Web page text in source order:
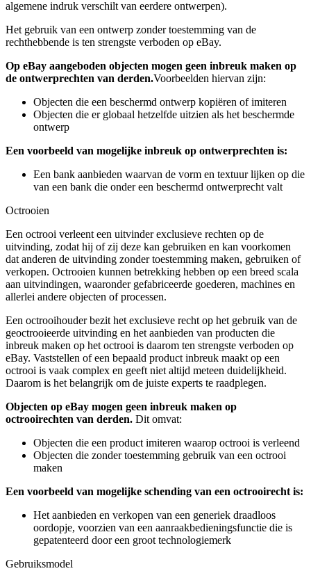
algemene indruk verschilt van eerdere ontwerpen).
Het gebruik van een ontwerp zonder toestemming van de
rechthebbende is ten strengste verboden op eBay.
Op eBay aangeboden objecten mogen geen inbreuk maken op
de ontwerprechten van derden.Voorbeelden hiervan zijn:
Objecten die een beschermd ontwerp kopiëren of imiteren
Objecten die er globaal hetzelfde uitzien als het beschermde
ontwerp
Een voorbeeld van mogelijke inbreuk op ontwerprechten is:
Een bank aanbieden waarvan de vorm en textuur lijken op die
van een bank die onder een beschermd ontwerprecht valt
Octrooien
Een octrooi verleent een uitvinder exclusieve rechten op de
uitvinding, zodat hij of zij deze kan gebruiken en kan voorkomen
dat anderen de uitvinding zonder toestemming maken, gebruiken of
verkopen. Octrooien kunnen betrekking hebben op een breed scala
aan uitvindingen, waaronder gefabriceerde goederen, machines en
allerlei andere objecten of processen.
Een octrooihouder bezit het exclusieve recht op het gebruik van de
geoctrooieerde uitvinding en het aanbieden van producten die
inbreuk maken op het octrooi is daarom ten strengste verboden op
eBay. Vaststellen of een bepaald product inbreuk maakt op een
octrooi is vaak complex en geeft niet altijd meteen duidelijkheid.
Daarom is het belangrijk om de juiste experts te raadplegen.
Objecten op eBay mogen geen inbreuk maken op
octrooirechten van derden. Dit omvat:
Objecten die een product imiteren waarop octrooi is verleend
Objecten die zonder toestemming gebruik van een octrooi
maken
Een voorbeeld van mogelijke schending van een octrooirecht is:
Het aanbieden en verkopen van een generiek draadloos
oordopje, voorzien van een aanraakbedieningsfunctie die is
gepatenteerd door een groot technologiemerk
Gebruiksmodel